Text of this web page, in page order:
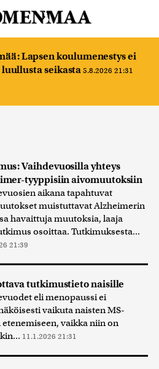
Lapsen koulumenestys ei
seikasta 5.8.2026 21:31
Vaihdevuosilla yhteys
tyyppisiin aivomuutoksiin
aikana tapahtuvat
muistuttavat Alzheimerin
havaittuja muutoksia, laaja
osoittaa. Tutkimuksesta...
21:39
tutkimustieto naisille
eli menopaussi ei
vaikuta naisten MS-
vaikka niin on
11.1.2026 21:31